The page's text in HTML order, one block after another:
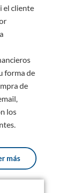
el cliente
forma de
de
los
más